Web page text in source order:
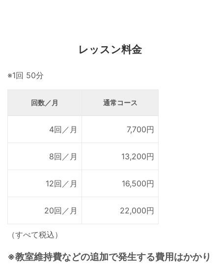
レッスン料金
※1回 50分
回数／月 通常コース
4回／月 7,700円
8回／月 13,200円
12回／月 16,500円
20回／月 22,000円
（すべて税込）
※教室維持費などの追加で発生する費用はかかり